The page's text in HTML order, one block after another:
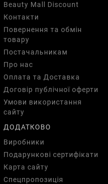
Beauty Mall Discount
Контакти
Повернення та обмін
товару
Постачальникам
Про нас
Оплата та Доставка
Договір публічної оферти
Умови використання
сайту
ДОДАТКОВО
Виробники
Подарункові сертифікати
Карта сайту
Спецпропозиція